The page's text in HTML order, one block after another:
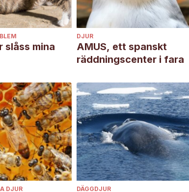
slåss mina
DJUR
AMUS, ett spanskt
räddningscenter i fara
DJUR DÄGGDJUR